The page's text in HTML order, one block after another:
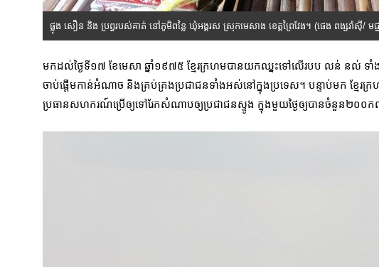
ផ្លុង សឿន និង ប្រព្ធរបស់គាត់ នៅភូមិពន្លៃ ឃុំអង្គរស ស្រុកមេសាង ខេត្តព្រៃវែង។ (ផេង ពង្សរ៉ាស៊ី/ ម
មកដល់ថ្ងៃទី១៧ ខែមេសា ឆ្នាំ១៩៧៥ ខ្មែរក្រហមបានយកឈ្នះទៅលើរបប លន់ នល់ ទ
ចាប់ផ្តើមកាន់អំណាច និងគ្រប់គ្រងប្រជាជនទាំងអស់នៅក្នុងប្រទេស។ បន្ទាប់មក ខ្មែរ
ប្រធានសហករណ៍ប្រើឲ្យទៅរែកសំណាបឲ្យប្រជាជនស្ទូង ក្នុងមួយថ្ងៃឲ្យបានចំនួន២០០